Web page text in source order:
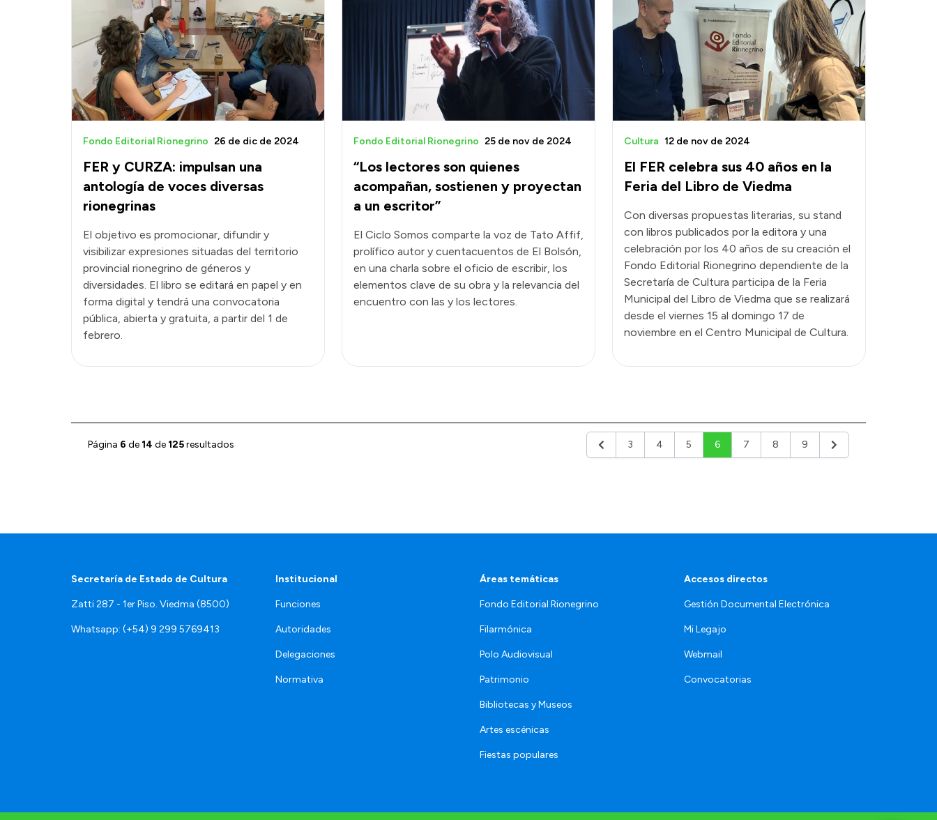
FER y CURZA: impulsan una
antología de voces diversas
rionegrinas
Fondo Editorial Rionegrino 26 de dic de 2024
El objetivo es promocionar, difundir y
visibilizar expresiones situadas del territorio
provincial rionegrino de géneros y
diversidades. El libro se editará en papel y en
forma digital y tendrá una convocatoria
pública, abierta y gratuita, a partir del 1 de
febrero.
“Los lectores son quienes
acompañan, sostienen y proyectan
a un escritor”
Fondo Editorial Rionegrino 25 de nov de 2024
El Ciclo Somos comparte la voz de Tato Affif,
prolífico autor y cuentacuentos de El Bolsón,
en una charla sobre el oficio de escribir, los
elementos clave de su obra y la relevancia del
encuentro con las y los lectores.
El FER celebra sus 40 años en la
Feria del Libro de Viedma
Cultura 12 de nov de 2024
Con diversas propuestas literarias, su stand
con libros publicados por la editora y una
celebración por los 40 años de su creación el
Fondo Editorial Rionegrino dependiente de la
Secretaría de Cultura participa de la Feria
Municipal del Libro de Viedma que se realizará
desde el viernes 15 al domingo 17 de
noviembre en el Centro Municipal de Cultura.
Página 6 de 14 de 125resultados Anterior
3 4 5 6 7 8 9 Siguiente
Secretaría de Estado de Cultura
Zatti 287 - 1er Piso. Viedma (8500)
Whatsapp: (+54) 9 299 5769413
Institucional
Funciones
Autoridades
Delegaciones
Normativa
Áreas temáticas
Fondo Editorial Rionegrino
Filarmónica
Polo Audiovisual
Patrimonio
Bibliotecas y Museos
Artes escénicas
Fiestas populares
Accesos directos
Gestión Documental Electrónica
Mi Legajo
Webmail
Convocatorias